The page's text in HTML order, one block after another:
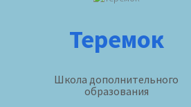
Теремок
Школа дополнительного
образования